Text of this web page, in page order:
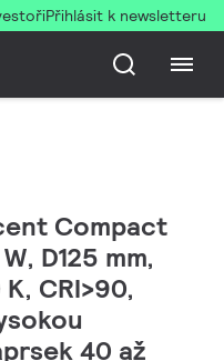
Přihlásit k newsletteru
Compact
D125 mm,
CRI>90,
40 až